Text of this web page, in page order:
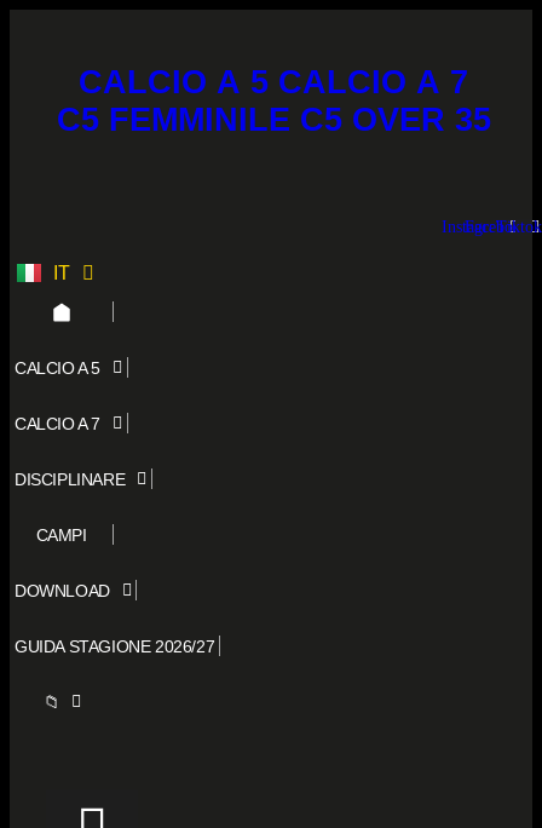
CALCIO A 5 CALCIO A 7
C5 FEMMINILE C5 OVER 35
Instagram
Facebook
Tiktok
IT
ES
CALCIO A 5
CALCIO A 7
DISCIPLINARE
CAMPI
DOWNLOAD
GUIDA STAGIONE 2026/27
📁